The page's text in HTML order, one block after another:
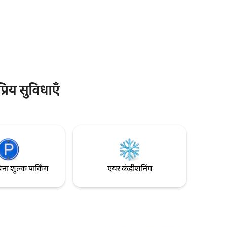
सुविधाएँ
शुल्क पार्किंग एयर कंडीशनिंग